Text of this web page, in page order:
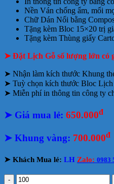
Nền Ván chống ẩm, mối
Chữ Dán Nổi bằng
Tặng kèm Bloc 15×20 trị
Tặng kèm Thùng giấy
➤ Đặt Lịch Gỗ số lượng lớn có
➤ Nhận làm kích thước Khung
➤ Tuỳ chọn kích thước Bloc Lịch
➤ Miễn phí in thông tin công ty
➤ Giá mua lẻ: 650.000đ
➤ Khung vàng: 700.000đ
➤ Khách Mua lẻ: LH Zalo: 0983
Lịch